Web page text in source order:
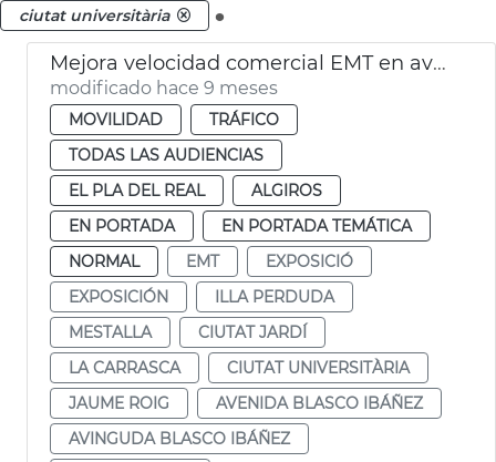
ciutat universitària
Mejora velocidad comercial EMT en avenida Blasco IBÁÑEZ València
modificado hace 9 meses
MOVILIDAD
TRÁFICO
TODAS LAS AUDIENCIAS
EL PLA DEL REAL
ALGIROS
EN PORTADA
EN PORTADA TEMÁTICA
NORMAL
EMT
EXPOSICIÓ
EXPOSICIÓN
ILLA PERDUDA
MESTALLA
CIUTAT JARDÍ
LA CARRASCA
CIUTAT UNIVERSITÀRIA
JAUME ROIG
AVENIDA BLASCO IBÁÑEZ
AVINGUDA BLASCO IBÁÑEZ